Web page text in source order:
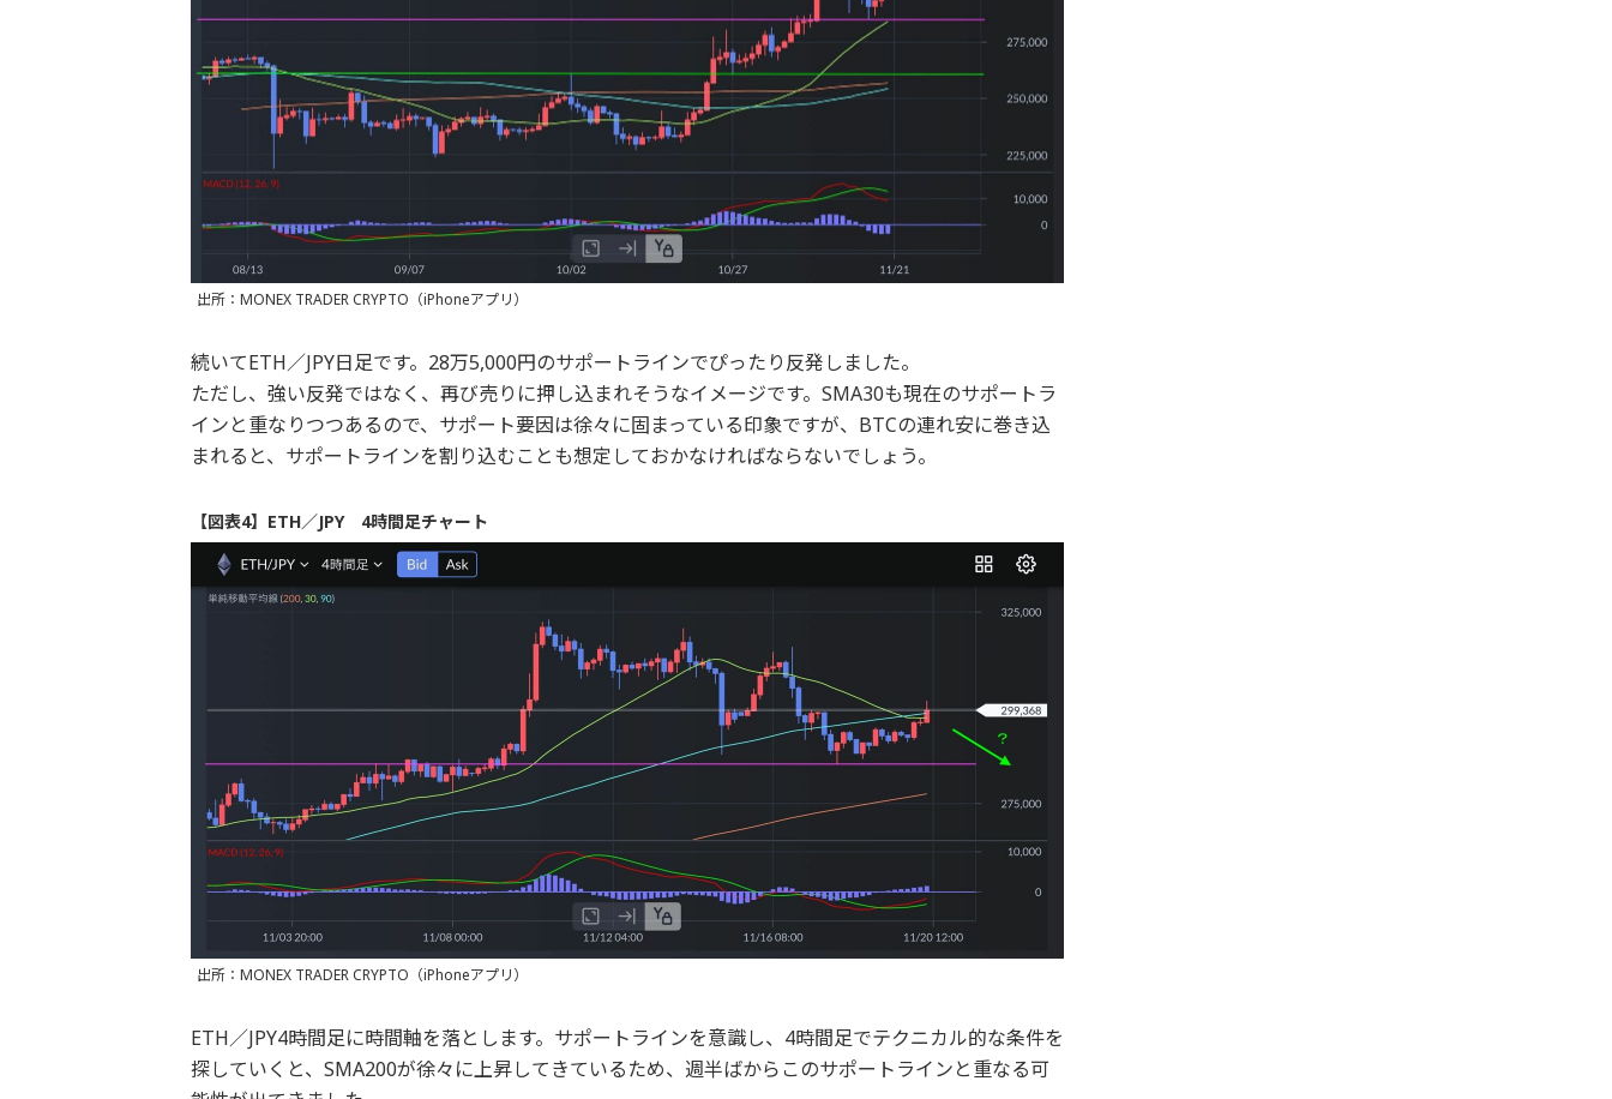
出所：MONEX TRADER CRYPTO（iPhoneアプリ）
続いてETH／JPY日足です。28万5,000円のサポートラインでぴったり反発しました。
ただし、強い反発ではなく、再び売りに押し込まれそうなイメージです。SMA30も現在のサポートラ
インと重なりつつあるので、サポート要因は徐々に固まっている印象ですが、BTCの連れ安に巻き込
まれると、サポートラインを割り込むことも想定しておかなければならないでしょう。
【図表4】ETH／JPY 4時間足チャート
出所：MONEX TRADER CRYPTO（iPhoneアプリ）
ETH／JPY4時間足に時間軸を落とします。サポートラインを意識し、4時間足でテクニカル的な条件を
探していくと、SMA200が徐々に上昇してきているため、週半ばからこのサポートラインと重なる可